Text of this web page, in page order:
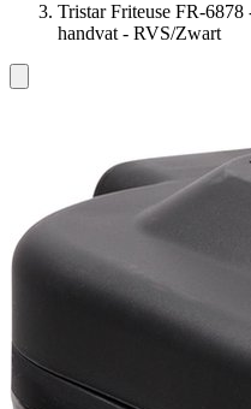
Tristar Friteuse FR-
handvat - RVS/Zwart